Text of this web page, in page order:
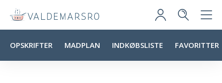
OPSKRIFTER MADPLAN INDKØBSLISTE FAVORITTER